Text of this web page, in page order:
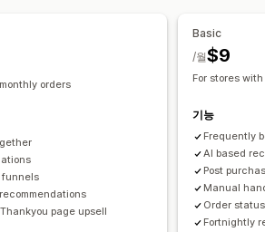
번들
orders
funnels
page upsell
Basic
$9
/월
For stores
기능
Frequently
AI based
Post
Manual
Order
Fortnightly